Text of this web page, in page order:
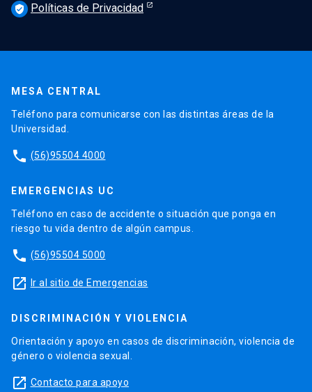
verified_user Políticas de Privacidad
MESA CENTRAL
Teléfono para comunicarse con las distintas áreas de la
Universidad.
phone (56)95504 4000
EMERGENCIAS UC
Teléfono en caso de accidente o situación que ponga en
riesgo tu vida dentro de algún campus.
phone (56)95504 5000
launch Ir al sitio de Emergencias
DISCRIMINACIÓN Y VIOLENCIA
Orientación y apoyo en casos de discriminación, violencia de
género o violencia sexual.
launch Contacto para apoyo